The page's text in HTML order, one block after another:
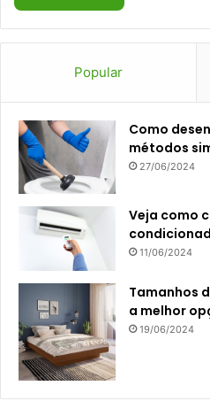
Popular
Como
métodos
27/06/2024
Veja como
11/06/2024
Tamanhos
a melhor
19/06/2024